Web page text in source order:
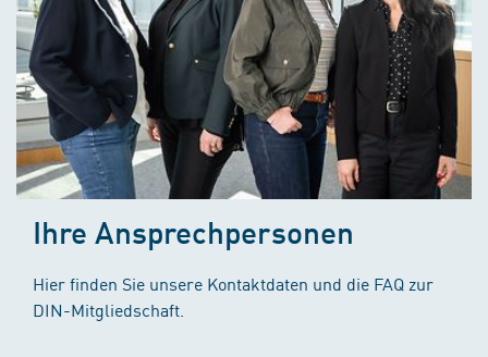
Ihre Ansprechpersonen
Hier finden Sie unsere Kontaktdaten und die FAQ zur
DIN-Mitgliedschaft.